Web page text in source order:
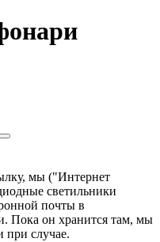
мы ("Интернет
светильники
почты в
Пока он хранится там, мы
при случае.